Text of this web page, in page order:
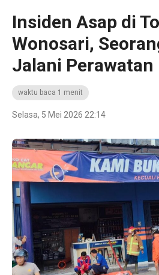
Insiden Asap di
Wonosari,
Jalani Perawatan
waktu baca 1 menit
Selasa, 5 Mei 2026 22:14